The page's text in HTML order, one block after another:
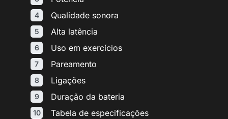
Qualidade sonora
Alta latência
Uso em exercícios
Pareamento
Ligações
Duração da bateria
Tabela de especificações